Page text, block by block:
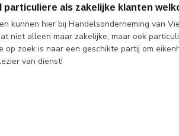
particuliere als zakelijke klanten
kunnen hier bij Handelsonderneming van
niet alleen maar zakelijke, maar ook
op zoek is naar een geschikte partij om
van dienst!